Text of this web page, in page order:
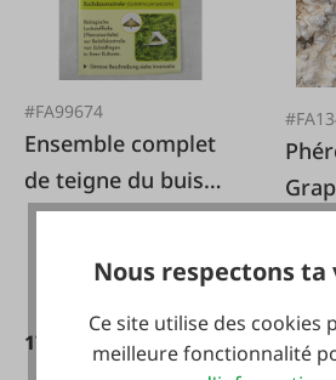
#FA99674
Ensemble complet
de teigne du buis
(Cydalima
17,95 €* 8,99
Nous respectons ta
Ce site utilise des cookies
meilleure fonctionnalité